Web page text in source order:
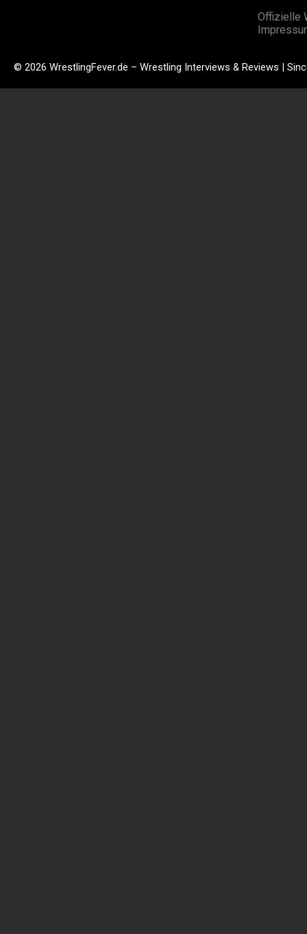
Offizielle
© 2026 WrestlingFever.de – Wrestling Interviews & Reviews |